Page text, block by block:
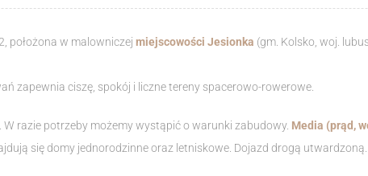
położona w malowniczej miejscowości Jesionka (gm. Kolsko, woj.
zapewnia ciszę, spokój i liczne tereny spacerowo-rowerowe.
razie potrzeby możemy wystąpić o warunki zabudowy. Media (prąd,
się domy jednorodzinne oraz letniskowe. Dojazd drogą utwardzoną.